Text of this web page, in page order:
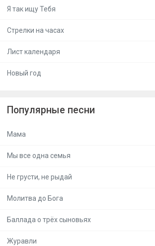
Я так ищу Тебя
Стрелки на часах
Лист календаря
Новый год
Популярные песни
Мама
Мы все одна семья
Не грусти, не рыдай
Молитва до Бога
Баллада о трёх сыновьях
Журавли